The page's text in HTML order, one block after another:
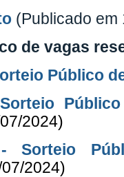
(Publicado em
de vagas
Público
2024)
Sorteio
2024)